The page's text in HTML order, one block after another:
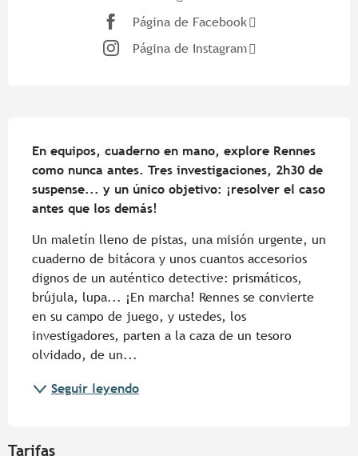
Página de Facebook
Página de Instagram
En equipos, cuaderno en mano, explore Rennes
como nunca antes. Tres investigaciones, 2h30 de
suspense... y un único objetivo: ¡resolver el caso
antes que los demás!
Un maletín lleno de pistas, una misión urgente, un
cuaderno de bitácora y unos cuantos accesorios
dignos de un auténtico detective: prismáticos,
brújula, lupa... ¡En marcha! Rennes se convierte
en su campo de juego, y ustedes, los
investigadores, parten a la caza de un tesoro
olvidado, de un...
Seguir leyendo
Tarifas